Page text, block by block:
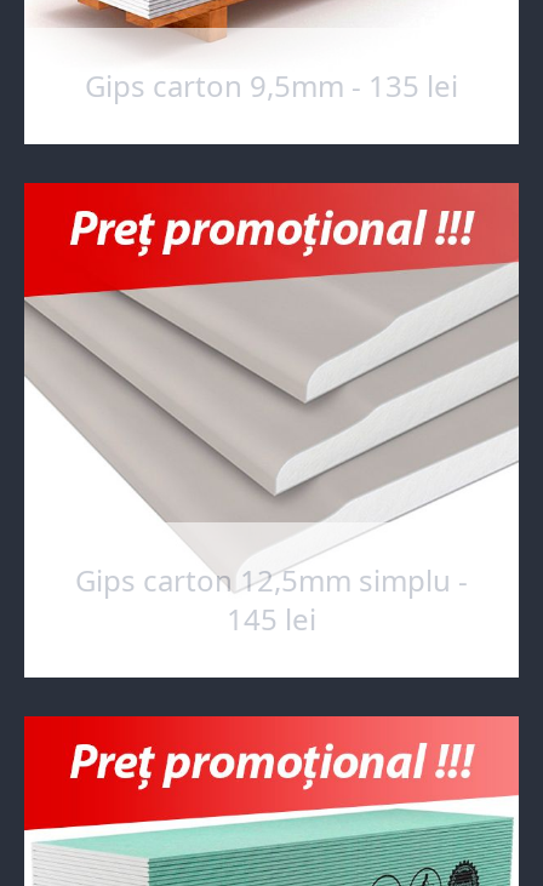
Gips carton 9,5mm - 135 lei
Gips carton 12,5mm simplu -
145 lei